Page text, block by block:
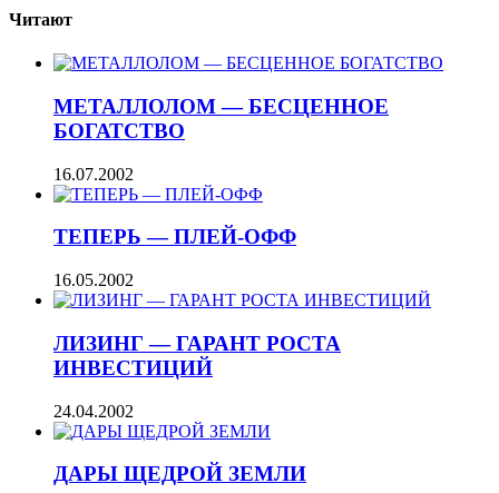
Читают
МЕТАЛЛОЛОМ — БЕСЦЕННОЕ
БОГАТСТВО
16.07.2002
ТЕПЕРЬ — ПЛЕЙ-ОФФ
16.05.2002
ЛИЗИНГ — ГАРАНТ РОСТА
ИНВЕСТИЦИЙ
24.04.2002
ДАРЫ ЩЕДРОЙ ЗЕМЛИ